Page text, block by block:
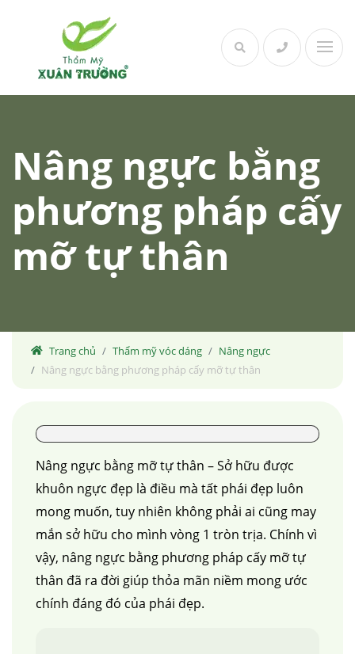
Nâng ngực bằng
phương pháp cấy
mỡ tự thân
Trang chủ Thẩm mỹ vóc dáng
Nâng ngực
Nâng ngực bằng phương pháp cấy mỡ tự thân
Nâng ngực bằng mỡ tự thân – Sở hữu được
khuôn ngực đẹp là điều mà tất phái đẹp luôn
mong muốn, tuy nhiên không phải ai cũng may
mắn sở hữu cho mình vòng 1 tròn trịa. Chính vì
vậy, nâng ngực bằng phương pháp cấy mỡ tự
thân đã ra đời giúp thỏa mãn niềm mong ước
chính đáng đó của phái đẹp.